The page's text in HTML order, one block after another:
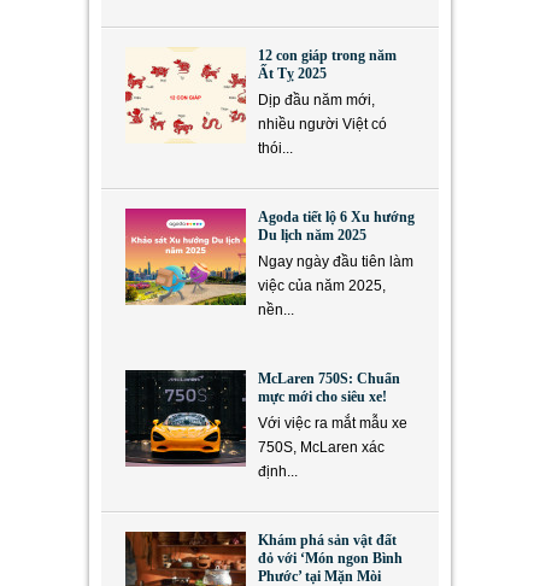
12 con giáp trong năm
Ất Tỵ 2025
Dịp đầu năm mới,
nhiều người Việt có
thói...
Agoda tiết lộ 6 Xu hướng
Du lịch năm 2025
Ngay ngày đầu tiên làm
việc của năm 2025,
nền...
McLaren 750S: Chuẩn
mực mới cho siêu xe!
Với việc ra mắt mẫu xe
750S, McLaren xác
định...
Khám phá sản vật đất
đỏ với ‘Món ngon Bình
Phước’ tại Mặn Mòi